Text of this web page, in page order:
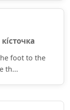
foot to the
th...